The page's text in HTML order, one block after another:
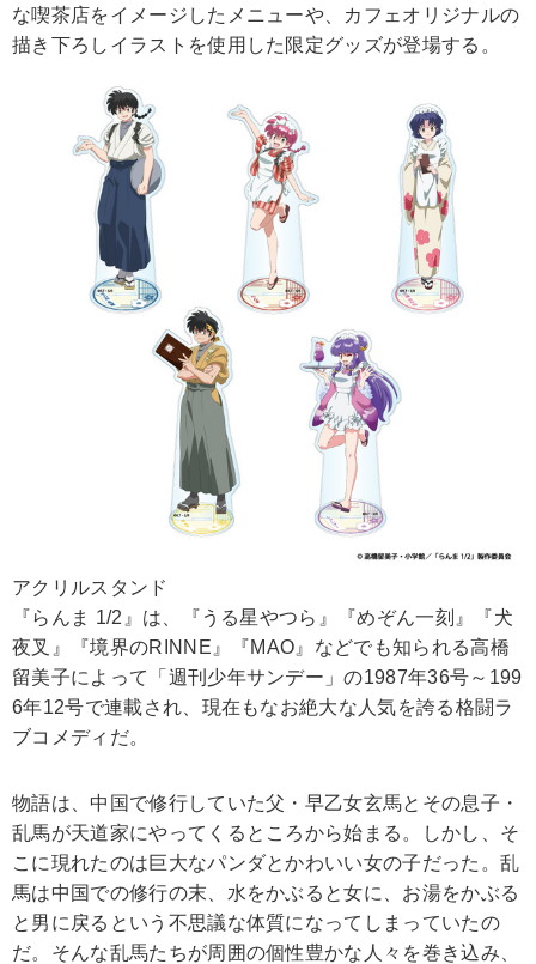
な喫茶店をイメージしたメニューや、カフェオリジナルの
描き下ろしイラストを使用した限定グッズが登場する。
アクリルスタンド
『らんま 1/2』は、『うる星やつら』『めぞん一刻』『犬
夜叉』『境界のRINNE』『MAO』などでも知られる高橋
留美子によって「週刊少年サンデー」の1987年36号～199
6年12号で連載され、現在もなお絶大な人気を誇る格闘ラ
ブコメディだ。
物語は、中国で修行していた父・早乙女玄馬とその息子・
乱馬が天道家にやってくるところから始まる。しかし、そ
こに現れたのは巨大なパンダとかわいい女の子だった。乱
馬は中国での修行の末、水をかぶると女に、お湯をかぶる
と男に戻るという不思議な体質になってしまっていたの
だ。そんな乱馬たちが周囲の個性豊かな人々を巻き込み、